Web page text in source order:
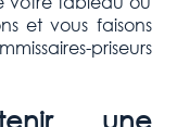
et vous faisons
priseurs
une